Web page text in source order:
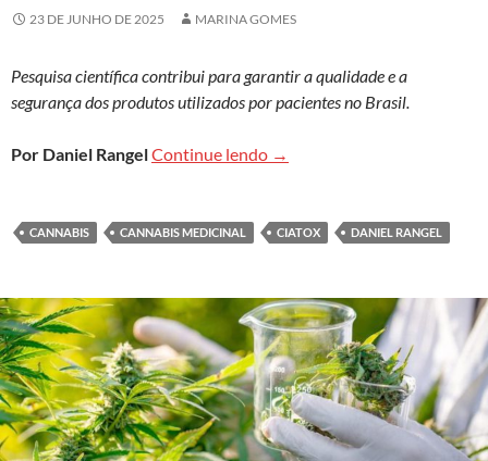
23 DE JUNHO DE 2025 MARINA GOMES
Pesquisa científica contribui para garantir a qualidade e a
segurança dos produtos utilizados por pacientes no Brasil.
Por Daniel RangelContinue lendo Ciatox Unicamp avalia
→
CANNABIS CANNABIS MEDICINAL CIATOX DANIEL RANGEL